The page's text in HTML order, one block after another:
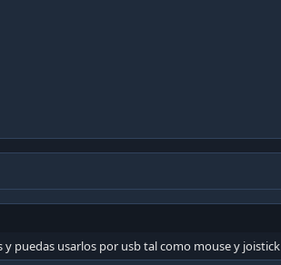
puedas usarlos por usb tal como mouse y joistick